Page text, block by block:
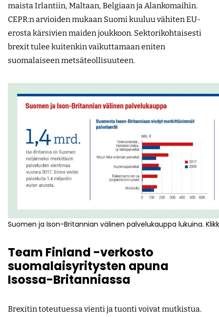
maista Irlantiin, Maltaan, Belgiaan ja Alankomaihin.
CEPR:n arvioiden mukaan Suomi kuuluu vähiten EU-
erosta kärsivien maiden joukkoon. Sektorikohtaisesti
brexit tulee kuitenkin vaikuttamaan eniten
suomalaiseen metsäteollisuuteen.
Suomen ja Ison-Britannian välinen palvelukauppa lukuina.
Team Finland -verkosto
suomalaisyritysten apuna
Isossa-Britanniassa
Brexitin toteutuessa vienti ja tuonti voivat mutkistua.